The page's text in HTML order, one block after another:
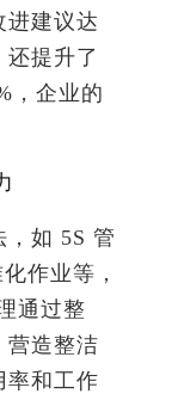
进建议达
提升了
，企业的
如 5S 管
作业等，
通过整
营造整洁
率和工作